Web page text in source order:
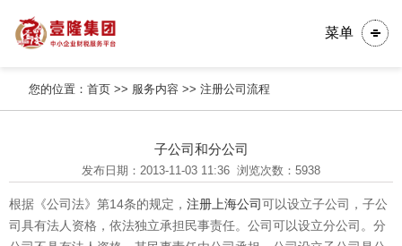
菜单
您的位置：首页 >> 服务内容 >>注册公司流程
子公司和分公司
发布日期：2013-11-03 11:36 浏览次数：5938
根据《公司法》第14条的规定， 注册上海公司可以设立子公司，子公
司具有法人资格，依法独立承担民事责任。公司可以设立分公司。分